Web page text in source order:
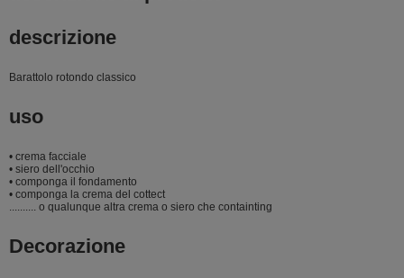
descrizione
Barattolo rotondo classico
uso
• crema facciale
• siero dell'occhio
• componga il fondamento
• componga la crema del cottect
.......... o qualunque altra crema o siero che containting
Decorazione